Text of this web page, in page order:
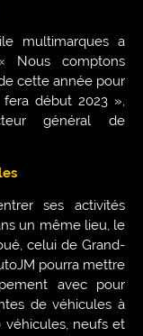
multimarques a
Nous comptons
cette année pour
fera début 2023 »,
général de
ses activités
un même lieu, le
celui de Grand-
pourra mettre
avec pour
de véhicules à
véhicules, neufs et